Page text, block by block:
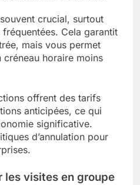
crucial, surtout
Cela garantit
mais vous permet
horaire moins
offrent des tarifs
anticipées, ce qui
significative.
d’annulation pour
les visites en groupe